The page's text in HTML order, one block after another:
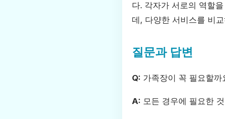
다. 각자가 서로의 역할
데, 다양한 서비스를 비
질문과 답변
Q: 가족장이 꼭 필요할까
A: 모든 경우에 필요한